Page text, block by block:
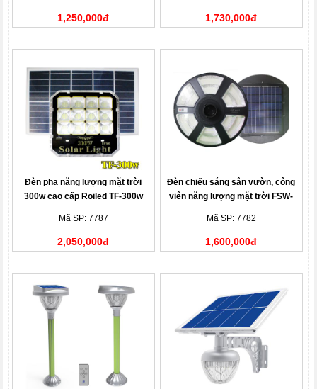
1,250,000đ 1,730,000đ
Đèn pha năng lượng mặt trời
300w cao cấp Roiled TF-300w
Mã SP: 7787
2,050,000đ
Đèn chiếu sáng sân vườn, công
viên năng lượng mặt trời FSW-
Mã SP: 7782
1,600,000đ